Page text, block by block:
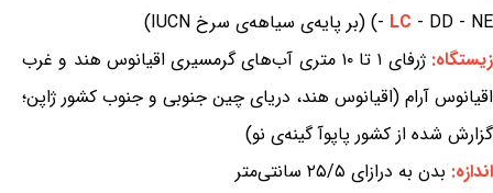
- LC - DD - NE) (بر پایه‌ی سیاهه‌ی سرخ IUCN)
زیستگاه:
ژرفای ۱ تا ۱۰ متری آب‌های گرمسیری اقیانوس هند و غرب
اقیانوس آرام (اقیانوس هند، دریای چین جنوبی و جنوب کشور ژاپن؛
گزارش شده از کشور پاپوآ گینه‌ی نو)
اندازه: بدن به درازای ۲۵/۵ سانتی‌متر